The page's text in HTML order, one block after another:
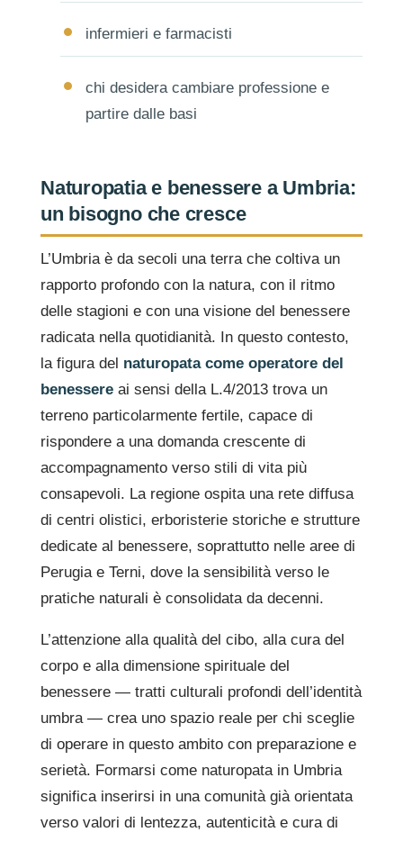
infermieri e farmacisti
chi desidera cambiare professione e
partire dalle basi
Naturopatia e benessere a Umbria:
un bisogno che cresce
L’Umbria è da secoli una terra che coltiva un
rapporto profondo con la natura, con il ritmo
delle stagioni e con una visione del benessere
radicata nella quotidianità. In questo contesto,
la figura del naturopata come operatore del
benessere ai sensi della L.4/2013 trova un
terreno particolarmente fertile, capace di
rispondere a una domanda crescente di
accompagnamento verso stili di vita più
consapevoli. La regione ospita una rete diffusa
di centri olistici, erboristerie storiche e strutture
dedicate al benessere, soprattutto nelle aree di
Perugia e Terni, dove la sensibilità verso le
pratiche naturali è consolidata da decenni.
L’attenzione alla qualità del cibo, alla cura del
corpo e alla dimensione spirituale del
benessere — tratti culturali profondi dell’identità
umbra — crea uno spazio reale per chi sceglie
di operare in questo ambito con preparazione e
serietà. Formarsi come naturopata in Umbria
significa inserirsi in una comunità già orientata
verso valori di lentezza, autenticità e cura di